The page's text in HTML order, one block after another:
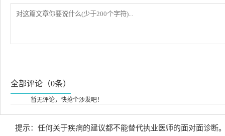
全部评论（0条）
暂无评论，快抢个沙发吧！
提示：任何关于疾病的建议都不能替代执业医师的面对面诊断